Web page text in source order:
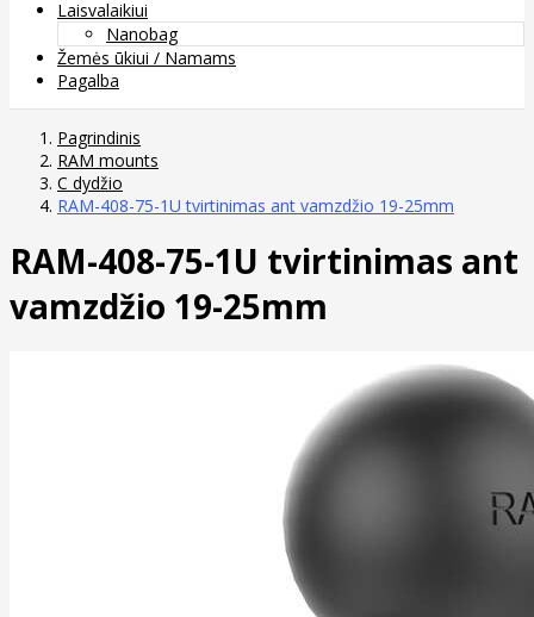
Laisvalaikiui
Nanobag
Žemės ūkiui / Namams
Pagalba
Pagrindinis
RAM mounts
C dydžio
RAM-408-75-1U tvirtinimas ant vamzdžio 19-25mm
RAM-408-75-1U tvirtinimas ant
vamzdžio 19-25mm